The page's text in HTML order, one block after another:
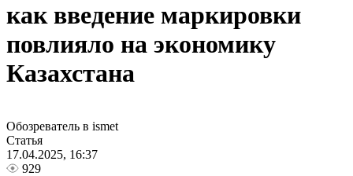
как введение маркировки
повлияло на экономику
Казахстана
Обозреватель в ismet
Статья
17.04.2025, 16:37
929